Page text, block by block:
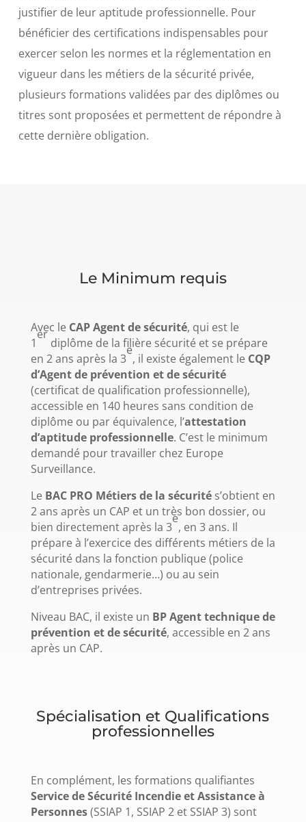
justifier de leur aptitude professionnelle. Pour
bénéficier des certifications indispensables pour
exercer selon les normes et la réglementation en
vigueur dans les métiers de la sécurité privée,
plusieurs formations validées par des diplômes ou
titres sont proposées et permettent de répondre à
cette dernière obligation.
Le Minimum requis
Avec le CAP Agent de sécurité, qui est le
1
er
diplôme de la filière sécurité et se prépare
en 2 ans après la 3
e
, il existe également le CQP
d’Agent de prévention et de sécurité
(certificat de qualification professionnelle),
accessible en 140 heures sans condition de
diplôme ou par équivalence, l’attestation
d’aptitude professionnelle. C’est le minimum
demandé pour travailler chez Europe
Surveillance.
Le BAC PRO Métiers de la sécurités’obtient en
2 ans après un CAP et un très bon dossier, ou
bien directement après la 3
e
, en 3 ans. Il
prépare à l’exercice des différents métiers de la
sécurité dans la fonction publique (police
nationale, gendarmerie…) ou au sein
d’entreprises privées.
Niveau BAC, il existe un BP Agent technique de
prévention et de sécurité, accessible en 2 ans
après un CAP.
Spécialisation et Qualifications
professionnelles
En complément, les formations qualifiantes
Service de Sécurité Incendie et Assistance à
Personnes(SSIAP 1, SSIAP 2 et SSIAP 3) sont